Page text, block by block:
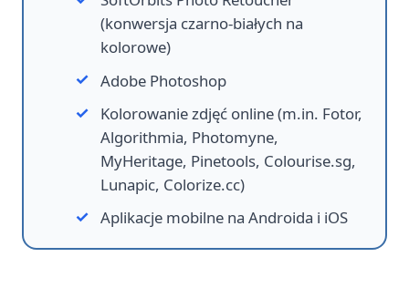
(konwersja czarno-białych na
kolorowe)
Adobe Photoshop
Kolorowanie zdjęć online (m.in. Fotor,
Algorithmia, Photomyne,
MyHeritage, Pinetools, Colourise.sg,
Lunapic, Colorize.cc)
Aplikacje mobilne na Androida i iOS